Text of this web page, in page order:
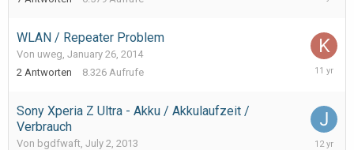
WLAN / Repeater Problem
Von uweg, January 26, 2014
2 Antworten 8.326 Aufrufe
October
Sony Xperia Z Ultra - Akku / Akkulaufzeit /
Verbrauch
Von bgdfwaft, July 2, 2013
June